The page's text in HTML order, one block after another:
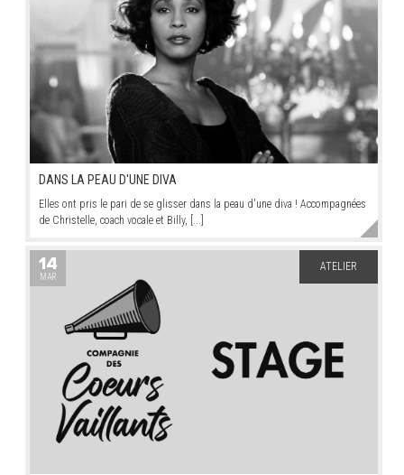
DANS LA PEAU D'UNE DIVA
Elles ont pris le pari de se glisser dans la peau d'une diva ! Accompagnées
de Christelle, coach vocale et Billy, [...]
14
MAR
ATELIER